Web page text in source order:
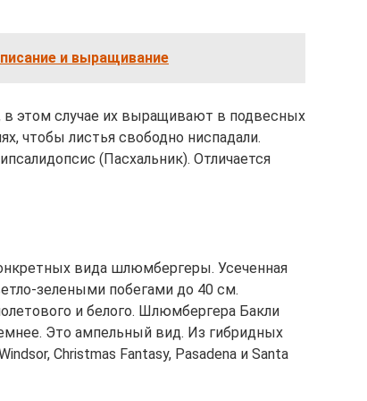
и выращивание
этом случае их выращивают в подвесных
чтобы листья свободно ниспадали.
(Пасхальник). Отличается
вида шлюмбергеры. Усеченная
зелеными побегами до 40 см.
и белого. Шлюмбергера Бакли
Это ампельный вид. Из гибридных
Christmas Fantasy, Pasadena и Santa